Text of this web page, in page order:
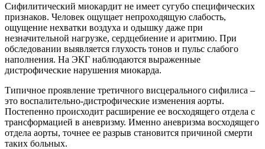
Сифилитический миокардит не имеет сугубо специфических
признаков. Человек ощущает непроходящую слабость,
ощущение нехватки воздуха и одышку даже при
незначительной нагрузке, сердцебиение и аритмию. При
обследовании выявляется глухость тонов и пульс слабого
наполнения. На ЭКГ наблюдаются выраженные
дистрофические нарушения миокарда.
Типичное проявление третичного висцерального сифилиса –
это воспалительно-дистрофические изменения аорты.
Постепенно происходит расширение ее восходящего отдела с
трансформацией в аневризму. Именно аневризма восходящего
отдела аорты, точнее ее разрыв становится причиной смерти
таких больных.